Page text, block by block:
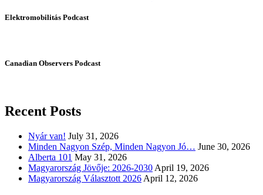
Elektromobilitás Podcast
Canadian Observers Podcast
Recent Posts
Nyár van! July 31, 2026
Minden Nagyon Szép, Minden Nagyon Jó… June 30, 2026
Alberta 101 May 31, 2026
Magyarország Jövője: 2026-2030 April 19, 2026
Magyarország Választott 2026 April 12, 2026